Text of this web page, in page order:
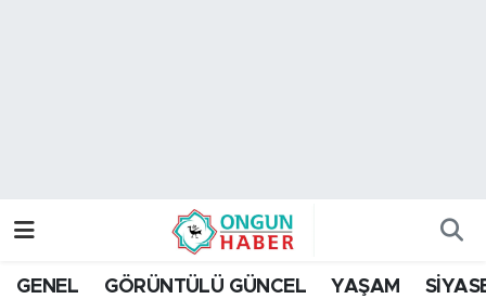
GENEL GÖRÜNTÜLÜ GÜNCEL YAŞAM
Trafik Durumu